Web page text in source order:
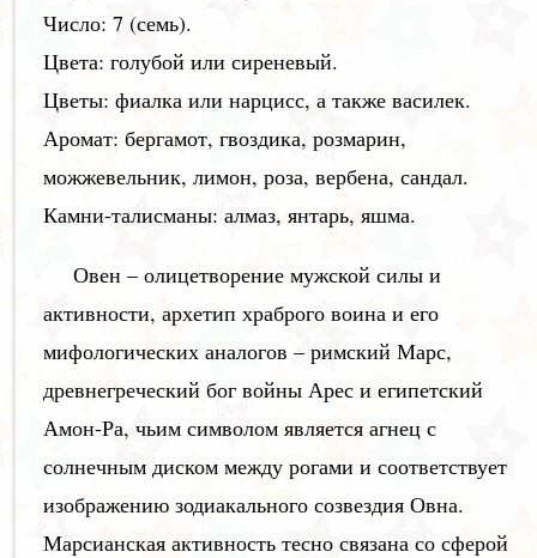
Число: 7 (семь).
Цвета: голубой или сиреневый.
Цветы: фиалка или нарцисс, а также василек.
Аромат: бергамот, гвоздика, розмарин,
можжевельник, лимон, роза, вербена, сандал.
Камни-талисманы: алмаз, янтарь, яшма.
Овен – олицетворение мужской силы и
активности, архетип храброго воина и его
мифологических аналогов – римский Марс,
древнегреческий бог войны Арес и египетский
Амон-Ра, чьим символом является агнец с
солнечным диском между рогами и соответствует
изображению зодиакального созвездия Овна.
Марсианская активность тесно связана со сферой